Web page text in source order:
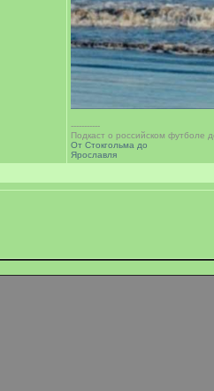
-----------
Подкаст о российском футболе
От Стокгольма до
Ярославля